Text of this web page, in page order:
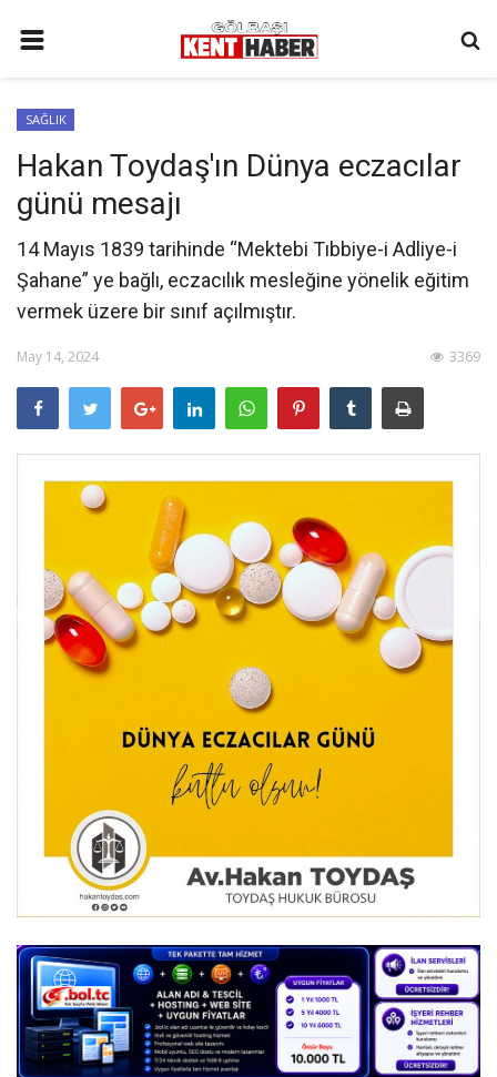
İLETIŞIM
3. SAYFA
GÜNDEM
YAŞAM
SAĞLIK
SİYASET
KÜNYE
MALATYA
SPOR
YAZARLARIMIZ
ÖZEL ANKETLER
SAĞLIK
Hakan Toydaş'ın Dünya eczacılar
günü mesajı
14 Mayıs 1839 tarihinde “Mektebi Tıbbiye-i Adliye-i
Şahane” ye bağlı, eczacılık mesleğine yönelik eğitim
vermek üzere bir sınıf açılmıştır.
May 14, 2024 3369